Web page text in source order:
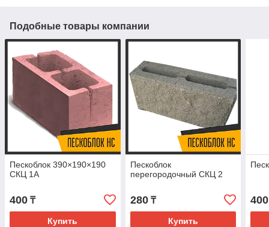
Подобные товары компании
Пескоблок 390×190×190
СКЦ 1А
400 ₸
Купить
Пескоблок
перегородочный СКЦ 2
280₸
Купить
400